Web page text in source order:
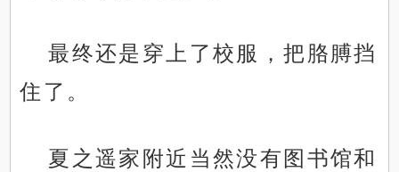
最终还是穿上了校服，把胳膊挡
住了。
夏之遥家附近当然没有图书馆和